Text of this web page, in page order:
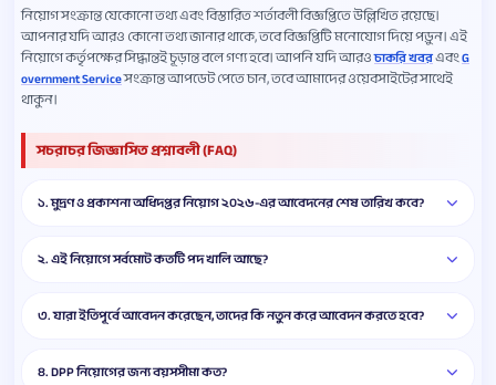
নিয়োগ সংক্রান্ত যেকোনো তথ্য এবং বিস্তারিত শর্তাবলী বিজ্ঞপ্তিতে উল্লিখিত রয়েছে।
আপনার যদি আরও কোনো তথ্য জানার থাকে, তবে বিজ্ঞপ্তিটি মনোযোগ দিয়ে পড়ুন। এই
নিয়োগে কর্তৃপক্ষের সিদ্ধান্তই চূড়ান্ত বলে গণ্য হবে। আপনি যদি আরওচাকরি খবরএবংG
overnment Serviceসংক্রান্ত আপডেট পেতে চান, তবে আমাদের ওয়েবসাইটের সাথেই
থাকুন।
সচরাচর জিজ্ঞাসিত প্রশ্নাবলী (FAQ)
১. মুদ্রণ ও প্রকাশনা অধিদপ্তর নিয়োগ ২০২৬-এর আবেদনের শেষ তারিখ কবে?
২. এই নিয়োগে সর্বমোট কতটি পদ খালি আছে?
৩. যারা ইতিপূর্বে আবেদন করেছেন, তাদের কি নতুন করে আবেদন করতে হবে?
৪. DPP নিয়োগের জন্য বয়সসীমা কত?